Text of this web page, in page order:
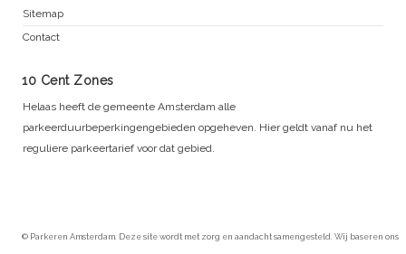
Sitemap
Contact
10 Cent Zones
Helaas heeft de gemeente Amsterdam alle
parkeerduurbeperkingengebieden opgeheven. Hier geldt vanaf nu het
reguliere parkeertarief voor dat gebied.
© Parkeren Amsterdam. Deze site wordt met zorg en aandacht samengesteld. Wij baseren ons